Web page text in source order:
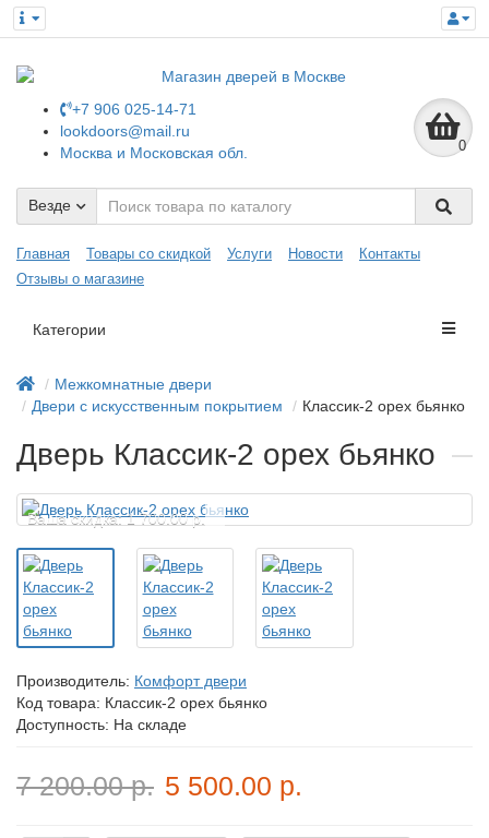
+7 906 025-14-71
lookdoors@mail.ru
Москва и Московская обл.
0
Везде
Главная Товары со скидкой Услуги Новости
Контакты
Отзывы о магазине
Категории
Межкомнатные двери
Двери с искусственным покрытием
Классик-2 орех бьянко
Дверь Классик-2 орех бьянко
Ваша скидка: 1 700.00 р.
Производитель: Комфорт двери
Код товара: Классик-2 орех бьянко
Доступность: На складе
7 200.00 р. 5 500.00 р.